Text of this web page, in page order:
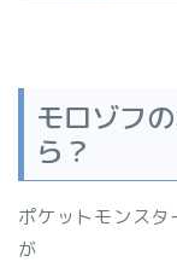
モロゾフ
ら？
ポケットモンス
が